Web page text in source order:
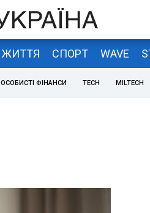
ЖИТТЯ СПОРТ WAVE
ОСОБИСТІ ФІНАНСИ TECH MILTECH